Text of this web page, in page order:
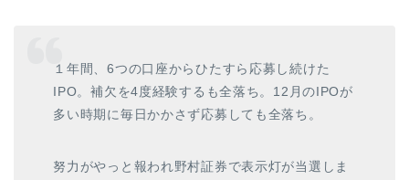
１年間、6つの口座からひたすら応募し続けた
IPO。補欠を4度経験するも全落ち。12月のIPOが
多い時期に毎日かかさず応募しても全落ち。
努力がやっと報われ野村証券で表示灯が当選しま